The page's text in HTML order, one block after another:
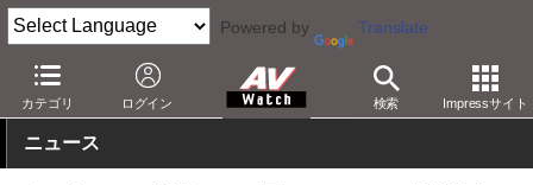
Powered by Translate
カテゴリ ログイン 検索 Impressサイト
AV Watch 製品 サウンドバー その他
ニュース